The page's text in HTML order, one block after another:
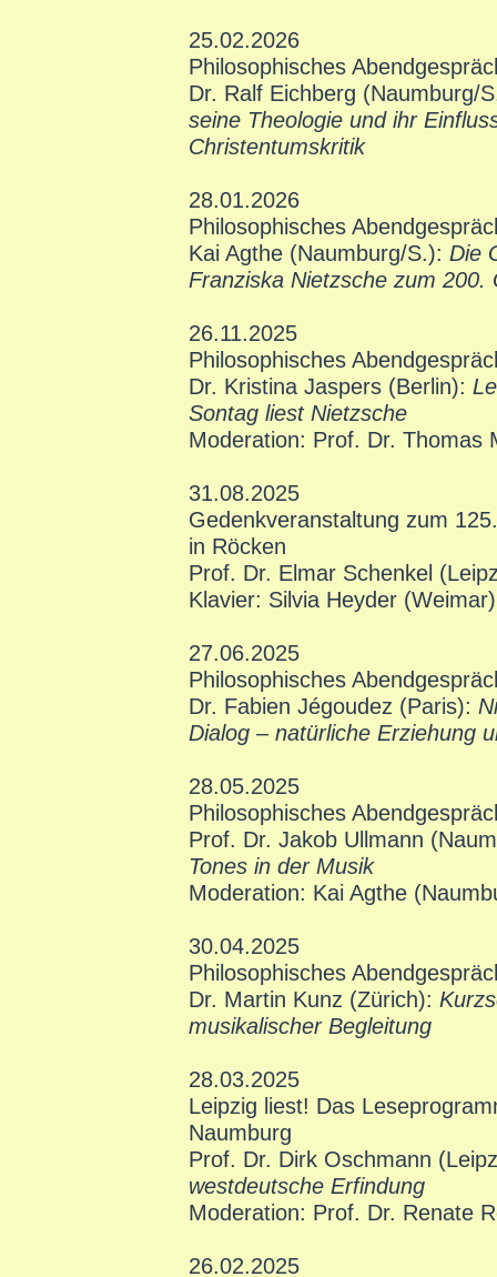
25.02.2026
Philosophisches
Dr. Ralf Eichberg (Naumburg/
seine Theologie und ihr
Christentumskritik
28.01.2026
Philosophisches
Kai Agthe (Naumburg/S.): Die
Franziska Nietzsche zum 200.
26.11.2025
Philosophisches
Dr. Kristina Jaspers (Berlin):
Sontag liest Nietzsche
Moderation: Prof. Dr. Thomas
31.08.2025
Gedenkveranstaltung zum
in Röcken
Prof. Dr. Elmar Schenkel
Klavier: Silvia Heyder (Weimar)
27.06.2025
Philosophisches
Dr. Fabien Jégoudez (Paris):
Dialog –natürliche Erziehung
28.05.2025
Philosophisches
Prof. Dr. Jakob Ullmann
Tones in der Musik
Moderation: Kai Agthe
30.04.2025
Philosophisches
Dr. Martin Kunz (Zürich):
musikalischer Begleitung
28.03.2025
Leipzig liest! Das
Naumburg
Prof. Dr. Dirk Oschmann
westdeutsche Erfindung
Moderation: Prof. Dr. Renate
26.02.2025